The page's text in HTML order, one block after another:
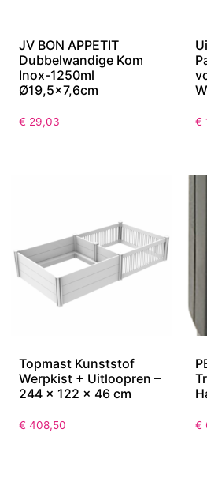
JV BON APPETIT
Dubbelwandige Kom
Inox-1250ml
Ø19,5×7,6cm
€ 29,03 €
Topmast Kunststof
Werpkist + Uitloopren –
244 x 122 x 46 cm
€ 408,50 €